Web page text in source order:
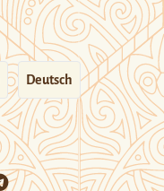
Deutsch